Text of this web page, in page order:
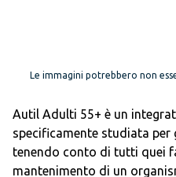
Le immagini potrebbero non
Autil Adulti 55+ è un
specificamente studiata per
tenendo conto di tutti quei
mantenimento di un